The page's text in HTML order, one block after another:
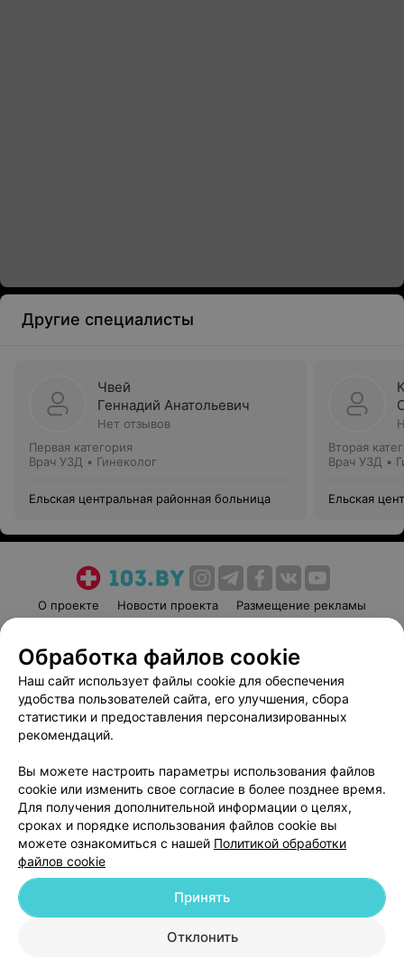
Другие специалисты
Чвей
Геннадий Анатольевич
Нет отзывов
Первая категория
Врач УЗД • Гинеколог
Ельская центральная районная больница
Вторая
Врач УЗД •
Ельская
О проекте Новости проекта
Размещение рекламы
Пользовательское соглашение
Способы оплаты
Вакансии
Партнеры
Написать руководителю 103.by
Обработка персональных данных
© 2026 ООО «Артокс Лаб», УНП 191700409
| 220012, Республика Беларусь,
Обработка файлов cookie
Наш сайт использует файлы cookie для обеспечения
удобства пользователей сайта, его улучшения, сбора
статистики и предоставления персонализированных
рекомендаций.
Вы можете настроить параметры использования файлов
cookie или изменить свое согласие в более позднее время.
Для получения дополнительной информации о целях,
сроках и порядке использования файлов cookie вы
можете ознакомиться с нашей Политикой обработки
файлов cookie
Отклонить
Принять